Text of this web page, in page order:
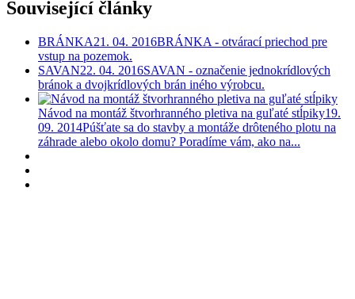
Související články
BRÁNKA21. 04. 2016BRÁNKA - otvárací priechod pre
vstup na pozemok.
SAVAN22. 04. 2016SAVAN - označenie jednokrídlových
bránok a dvojkrídlových brán iného výrobcu.
Návod na montáž štvorhranného pletiva na guľaté stĺpiky19.
09. 2014Púšťate sa do stavby a montáže drôteného plotu na
záhrade alebo okolo domu? Poradíme vám, ako na...